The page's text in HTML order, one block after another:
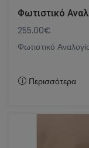
Φωτιστικό
255.00€
Φωτιστικό
Περισσότερα